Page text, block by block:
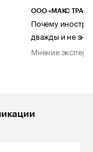
ООО «МАКС ТРАСТ»
Почему
дважды и не
Мнение